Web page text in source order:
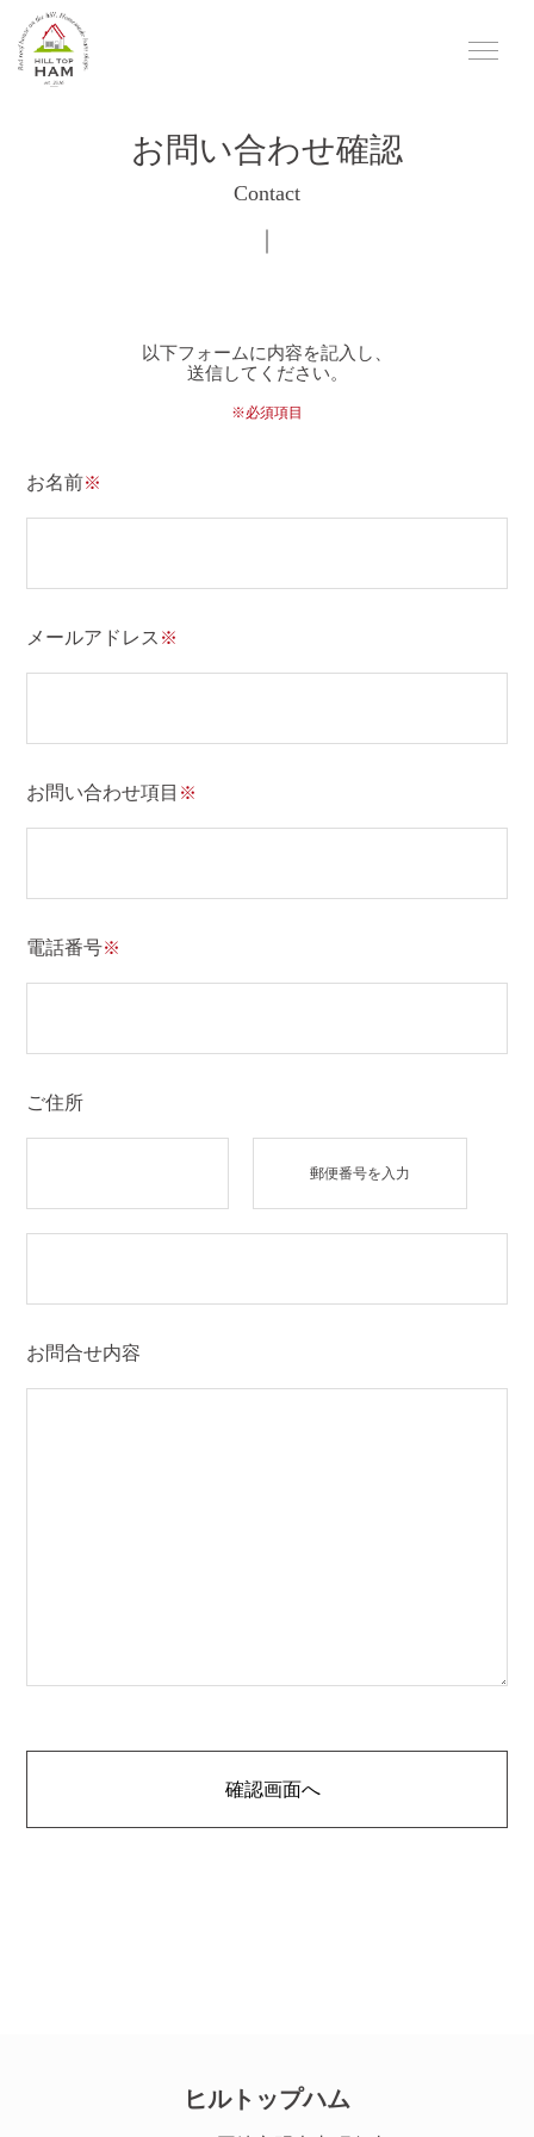
お問い合わせ確認
Contact
以下フォームに内容を記入し、
送信してください。
※必須項目
お名前
メールアドレス
お問い合わせ項目
電話番号
ご住所
郵便番号を入力
お問合せ内容
ヒルトップハム